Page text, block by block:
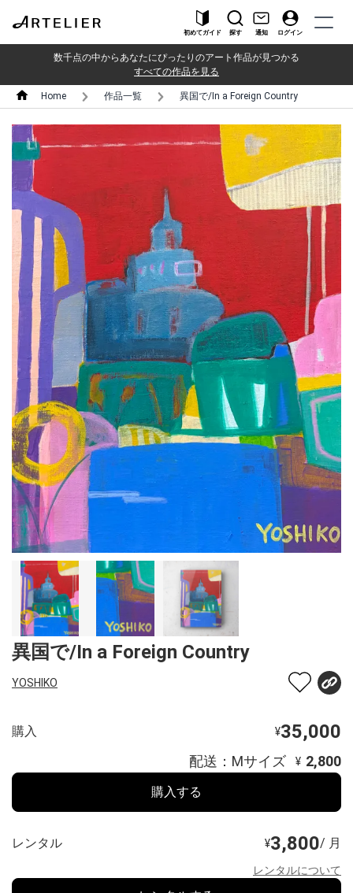
初めてガイド 探す 通知 ログイン
数千点の中からあなたにぴったりのアート作品が見つかる
すべての作品を見る
Home 作品一覧 異国で/In a Foreign Country
異国で/In a Foreign Country
YOSHIKO
購入 ¥35,000
配送：Mサイズ ¥ 2,800
購入する
レンタル ¥3,800/ 月
レンタルについて